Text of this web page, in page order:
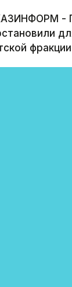
-